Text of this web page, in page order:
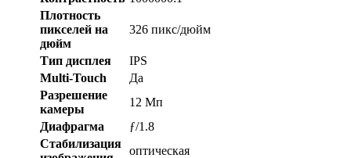
Плотность
пикселей на
дюйм
326 пикс/дюйм
Тип дисплея
IPS
Multi-Touch
Да
Разрешение
камеры
12 Мп
Диафрагма
ƒ/1.8
Стабилизация
оптическая